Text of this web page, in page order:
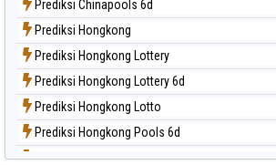
Paito Harian New York Midday
Paito Harian North Carolina Day
Paito Harian Pcso
Paito Harian Pennsylvania Day
Paito Harian Sao Paulo
Paito Harian Singapore
Prediksi Chinapools 6d
Prediksi Hongkong
Prediksi Hongkong Lottery
Prediksi Hongkong Lottery 6d
Prediksi Hongkong Lotto
Prediksi Hongkong Pools 6d
Prediksi Japan